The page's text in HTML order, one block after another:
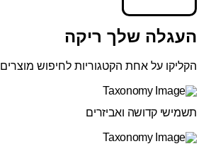
העגלה שלך ריקה
הקליקו על אחת הקטגוריות לחיפוש מוצרים
תשמישי קדושה ואביזרים